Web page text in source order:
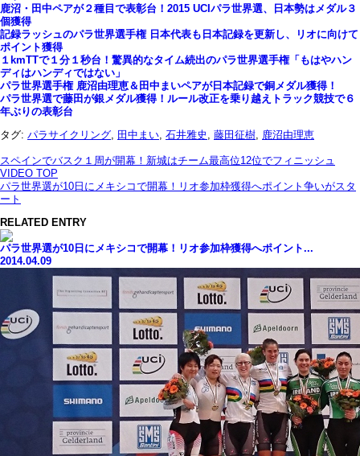
鹿沼・田中ペアが２種目で表彰台！2015 UCIパラ世界選、日本勢はメダル３
個獲得
記録ラッシュのパラ世界選手権 日本代表も日本記録を更新し、リオに向けて
ポイント獲得
１kmTTで１分１秒台！驚異的なタイム続出のパラ世界選手権「もはやハン
ディはハンディではない」
パラ世界選手権 鹿沼由理恵＆田中まいペアが日本記録で銅メダル獲得！
パラ世界選で藤田が銀メダル獲得！ルール改正を乗り越えトラック競技で６
年ぶりの表彰台
タグ: パラサイクリング 田中まい 石井雅史 藤田征樹 鹿沼由理恵
スペインでバスク１周が開幕！新城はチーム最高位12位でフィニッシュ
VIDEO TOP
パラ世界選が10日にメキシコで開幕！リオ参加枠獲得へポイント争いがスタ
ート
RELATED ENTRY
パラ世界選が10日にメキシコで開幕！リオ参加枠獲得へポイント...
2014.04.09